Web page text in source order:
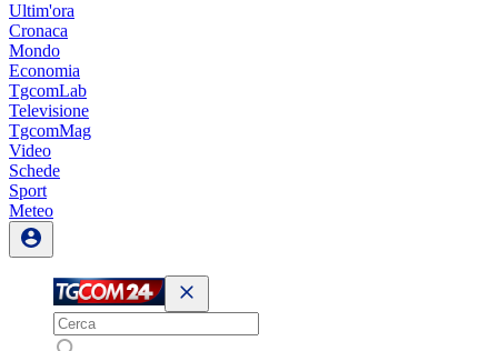
Ultim'ora
Cronaca
Mondo
Economia
TgcomLab
Televisione
TgcomMag
Video
Schede
Sport
Meteo